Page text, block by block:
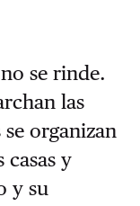
se rinde.
las
organizan
y
y su